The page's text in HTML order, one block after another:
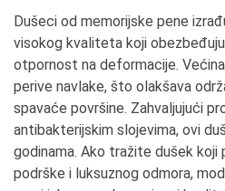
Dušeci od memorijske pene
visokog kvaliteta koji
otpornost na deformacije.
perive navlake, što olakšava
spavaće površine. Zahvaljujući
antibakterijskim slojevima, ovi
godinama. Ako tražite dušek koji
podrške i luksuznog odmora,